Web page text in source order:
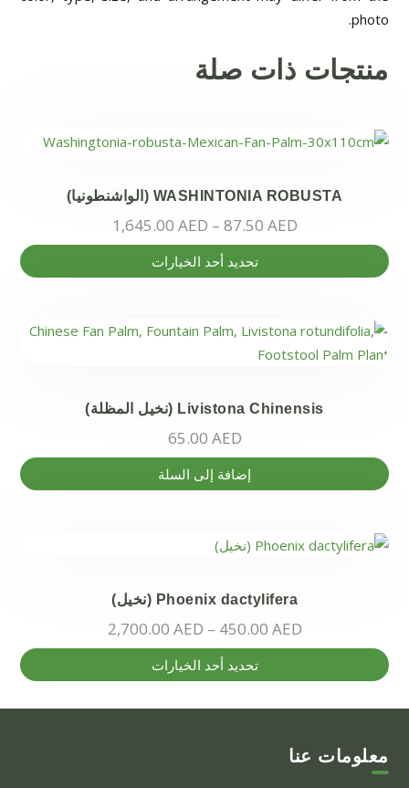
photo.
منتجات ذات صلة
WASHINTONIA ROBUSTA (الواشنطونيا)
87.50 AED
–
1,645.00 AED
تحديد أحد الخيارات
هناك
العديد
الأشكال
المختلفة
الخيارات
على
المنتج
Livistona Chinensis (نخيل المظلة)
65.00 AED
إضافة إلى السلة
Phoenix dactylifera (نخيل)
450.00 AED
–
2,700.00 AED
تحديد أحد الخيارات
هناك
العديد
من
المختلفة
لهذا
معلومات عنا